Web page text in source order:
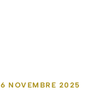
6 NOVEMBRE 2025